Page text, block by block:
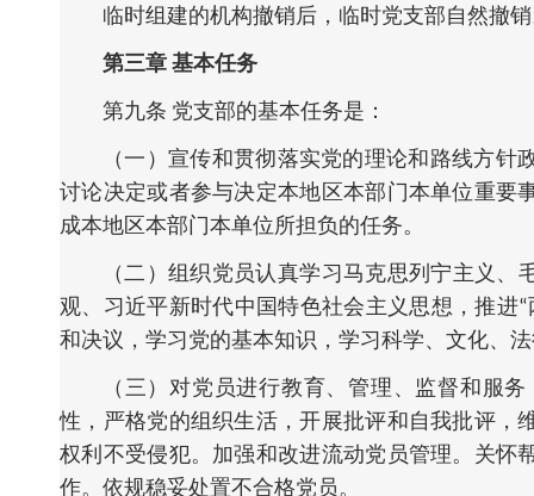
临时组建的机构撤销后，临时党支部自然撤
第三章 基本任务
第九条 党支部的基本任务是：
（一）宣传和贯彻落实党的理论和路线方
讨论决定或者参与决定本地区本部门本单位重要
成本地区本部门本单位所担负的任务。
（二）组织党员认真学习马克思列宁主义
观、习近平新时代中国特色社会主义思想，推进
和决议，学习党的基本知识，学习科学、文化、
（三）对党员进行教育、管理、监督和服
性，严格党的组织生活，开展批评和自我批评，
权利不受侵犯。加强和改进流动党员管理。关怀
作。依规稳妥处置不合格党员。